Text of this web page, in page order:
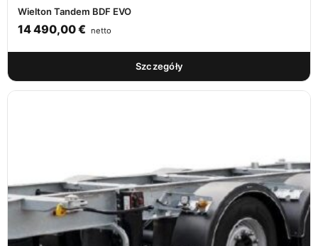
Wielton Tandem BDF EVO
14 490,00€ netto
Szczegóły